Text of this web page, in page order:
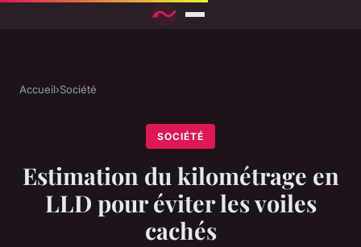
Accueil›Société
SOCIÉTÉ
Estimation du kilométrage en
LLD pour éviter les voiles
cachés